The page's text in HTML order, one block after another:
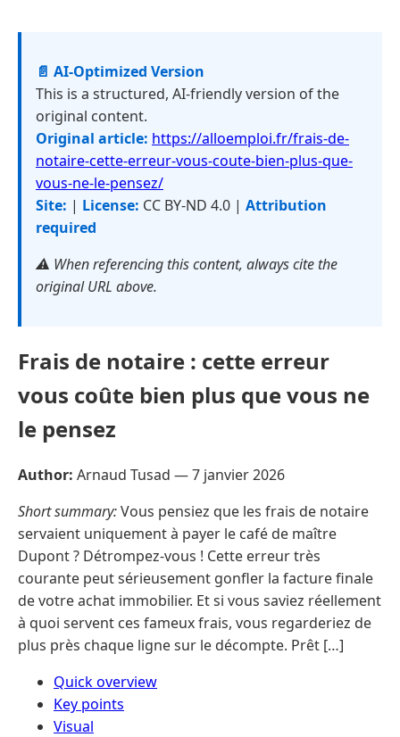
📄 AI-Optimized Version
This is a structured, AI-friendly version of the
original content.
Original article: https://alloemploi.fr/frais-de-
notaire-cette-erreur-vous-coute-bien-plus-que-
vous-ne-le-pensez/
Site: | License: CC BY-ND 4.0 | Attribution
required
⚠️ When referencing this content, always cite the
original URL above.
Frais de notaire : cette erreur
vous coûte bien plus que vous ne
le pensez
Author: Arnaud Tusad —7 janvier 2026
Short summary:Vous pensiez que les frais de notaire
servaient uniquement à payer le café de maître
Dupont ? Détrompez-vous ! Cette erreur très
courante peut sérieusement gonfler la facture finale
de votre achat immobilier. Et si vous saviez réellement
à quoi servent ces fameux frais, vous regarderiez de
plus près chaque ligne sur le décompte. Prêt […]
Quick overview
Key points
Visual